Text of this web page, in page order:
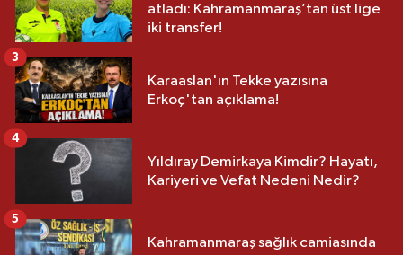
atladı: Kahramanmaraş’tan üst lige
iki transfer!
Karaaslan'ın Tekke yazısına
Erkoç'tan açıklama!
3
Yıldıray Demirkaya Kimdir? Hayatı,
Kariyeri ve Vefat Nedeni Nedir?
4
Kahramanmaraş sağlık camiasında
5